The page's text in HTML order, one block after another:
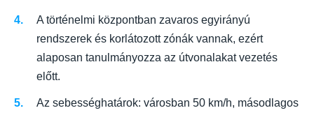
A történelmi központban zavaros egyirányú
rendszerek és korlátozott zónák vannak, ezért
alaposan tanulmányozza az útvonalakat vezetés
előtt.
Az sebességhatárok: városban 50 km/h, másodlagos